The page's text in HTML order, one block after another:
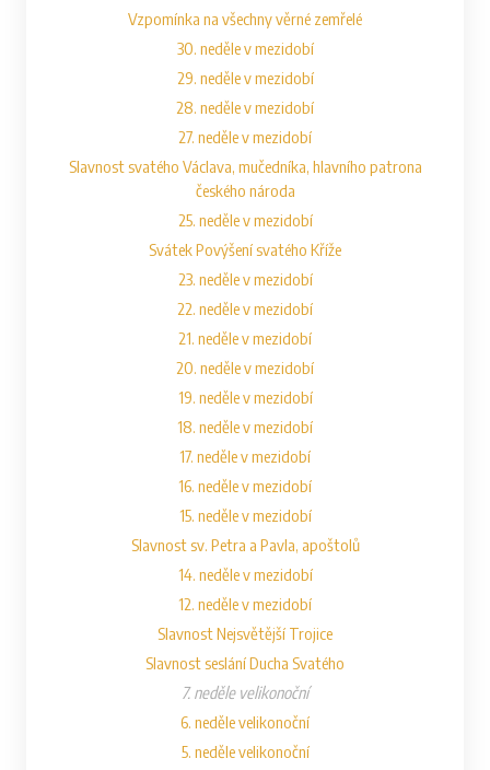
Vzpomínka na všechny věrné zemřelé
30. neděle v mezidobí
29. neděle v mezidobí
28. neděle v mezidobí
27. neděle v mezidobí
Slavnost svatého Václava, mučedníka, hlavního patrona
českého národa
25. neděle v mezidobí
Svátek Povýšení svatého Kříže
23. neděle v mezidobí
22. neděle v mezidobí
21. neděle v mezidobí
20. neděle v mezidobí
19. neděle v mezidobí
18. neděle v mezidobí
17. neděle v mezidobí
16. neděle v mezidobí
15. neděle v mezidobí
Slavnost sv. Petra a Pavla, apoštolů
14. neděle v mezidobí
12. neděle v mezidobí
Slavnost Nejsvětější Trojice
Slavnost seslání Ducha Svatého
7. neděle velikonoční
6. neděle velikonoční
5. neděle velikonoční